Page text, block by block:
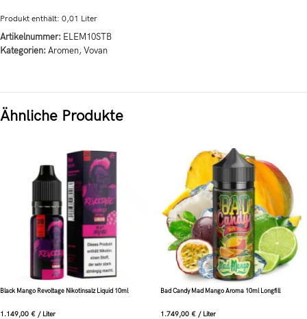
Produkt enthält: 0,01 Liter
Artikelnummer: ELEM10STB
Kategorien: Aromen,Vovan
Ähnliche Produkte
Black Mango Revoltage Nikotinsalz Liquid 10ml
1.149,00 € / Liter
Bad Candy Mad Mango Aroma 10ml Longfill
1.749,00 € / Liter